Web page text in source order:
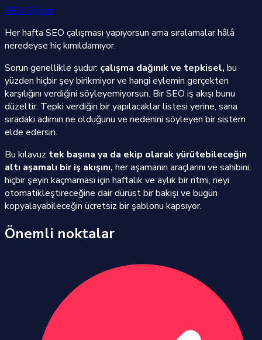
SEO Eğitimi
Her hafta SEO çalışması yapıyorsun ama sıralamalar hâlâ
neredeyse hiç kımıldamıyor.
Sorun genellikle şudur: çalışma dağınık ve tepkisel, bu
yüzden hiçbir şey birikmiyor ve hangi eylemin gerçekten
karşılığını verdiğini söyleyemiyorsun. Bir SEO iş akışı bunu
düzeltir. Tepki verdiğin bir yapılacaklar listesi yerine, sana
sıradaki adımın ne olduğunu ve nedenini söyleyen bir sistem
elde edersin.
Bu kılavuz tek başına ya da ekip olarak yürütebileceğin
altı aşamalı bir iş akışını, her aşamanın araçlarını ve sahibini,
hiçbir şeyin kaçmaması için haftalık ve aylık bir ritmi, neyi
otomatikleştireceğine dair dürüst bir bakışı ve bugün
kopyalayabileceğin ücretsiz bir şablonu kapsıyor.
Önemli noktalar